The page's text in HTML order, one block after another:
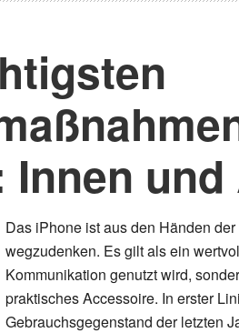
Innen
Das iPhone ist aus den Händen
wegzudenken. Es gilt als ein
Kommunikation genutzt wird,
praktisches Accessoire. In erster
Gebrauchsgegenstand der letzten